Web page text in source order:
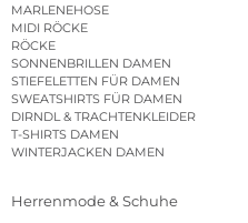
MARLENEHOSE
MIDI RÖCKE
RÖCKE
SONNENBRILLEN DAMEN
STIEFELETTEN FÜR DAMEN
SWEATSHIRTS FÜR DAMEN
DIRNDL & TRACHTENKLEIDER
T-SHIRTS DAMEN
WINTERJACKEN DAMEN
Herrenmode & Schuhe